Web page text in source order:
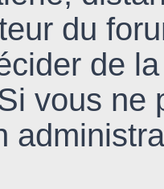
du
de
vous ne